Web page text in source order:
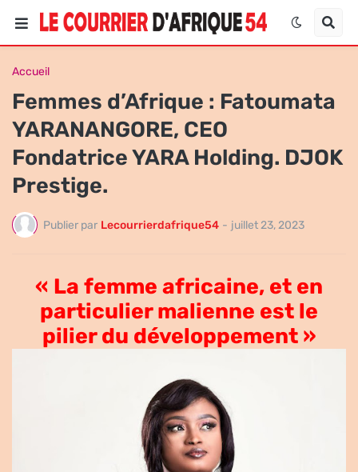
Accueil
Femmes d’Afrique : Fatoumata
YARANANGORE, CEO
Fondatrice YARA Holding. DJOK
Prestige.
Publier par Lecourrierdafrique54 - juillet 23, 2023
« La femme africaine, et en
particulier malienne est le
pilier du développement »